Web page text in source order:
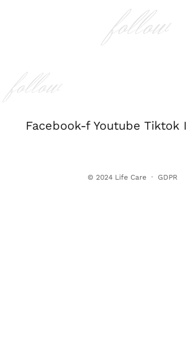
follow
follow
Facebook-f Youtube Tiktok
© 2024 Life Care· GDPR